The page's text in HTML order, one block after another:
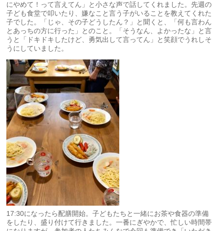
にやめて！って言えてん」と小さな声で話してくれました。先週の
子ども食堂で叩いたり、嫌なこと言う子がいることを教えてくれた
子でした。「じゃ、その子どうしたん？」と聞くと、「何も言わん
とあっちの方に行った」とのこと。「そうなん、よかったな」と言
うと「ドキドキしたけど、勇気出して言ってん」と笑顔でうれしそ
うにしていました。
17:30になったら配膳開始。子どもたちと一緒にお茶や食器の準備
をしたり、盛り付けて行きました。一番にぎやかで、忙しい時間帯